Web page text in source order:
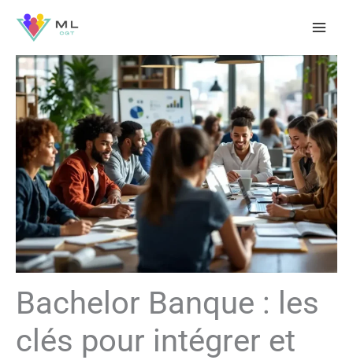
Aller
contenu
Bachelor Banque : les
clés pour intégrer et